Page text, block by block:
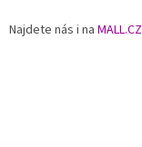
Najdete nás i na MALL.CZ